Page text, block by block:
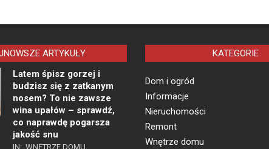
ARTYKUŁY
Latem śpisz gorzej i
budzisz się z zatkanym
nosem? To nie zawsze
wina upałów – sprawdź,
co naprawdę pogarsza
jakość snu
IN: WNĘTRZE DOMU
KATEGORIE
Dom i ogród
Informacje
Nieruchomości
Remont
Wnętrze domu